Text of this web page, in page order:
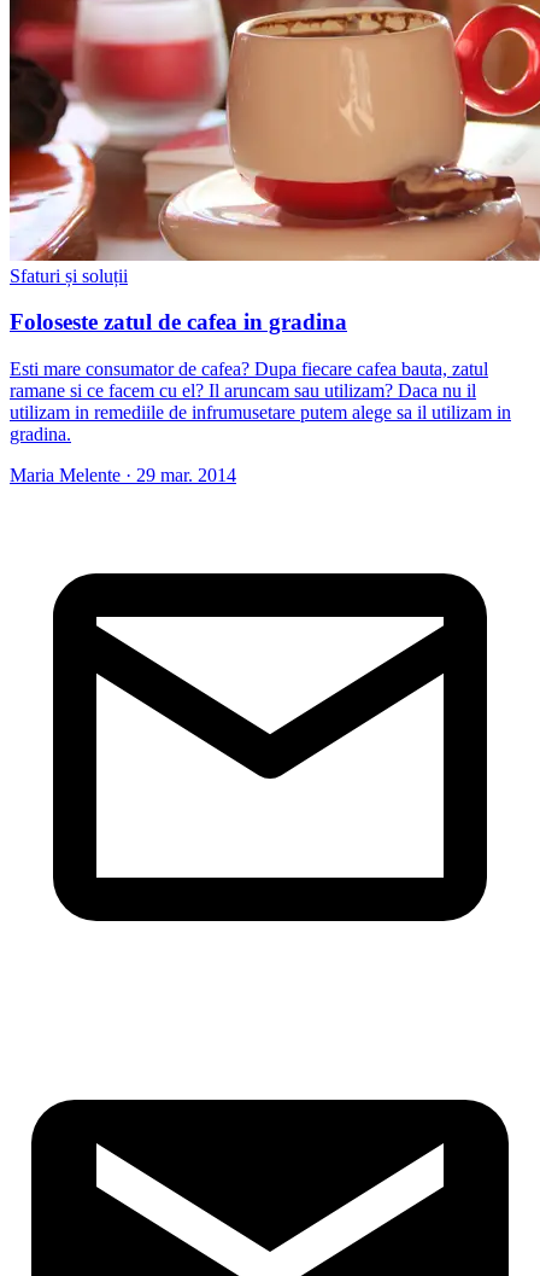
Sfaturi și soluții
Foloseste zatul de cafea in gradina
Esti mare consumator de cafea? Dupa fiecare cafea bauta, zatul
ramane si ce facem cu el? Il aruncam sau utilizam? Daca nu il
utilizam in remediile de infrumusetare putem alege sa il utilizam in
gradina.
Maria Melente · 29 mar. 2014